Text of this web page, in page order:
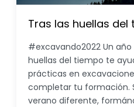
Tras las huellas del
#excavando2022 Un año
huellas del tiempo te
prácticas en
completar tu formación.
verano diferente,